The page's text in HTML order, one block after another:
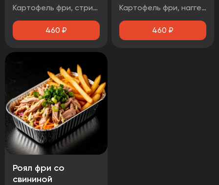
Картофель фри, стрипсы, яйцо, соус чесночный, помидор, зеленый лук, сыр
460 ₽
Картофель фри, наггетсы, яйцо, соус сырный, помидор, сыр, зеленый лук
460 ₽
Роял фри со
свининой